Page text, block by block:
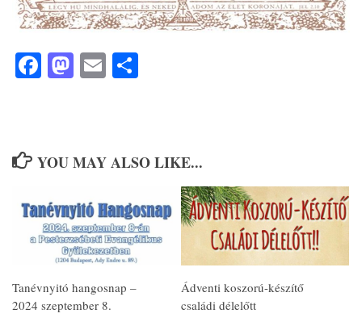
Facebook
Mastodon
Email
YOU MAY ALSO LIKE...
Tanévnyitó hangosnap –
2024 szeptember 8.
Ádventi koszorú-készítő
családi délelőtt